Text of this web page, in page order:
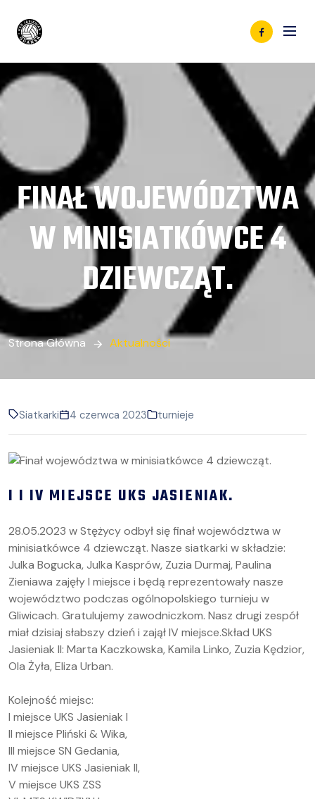
FINAŁ WOJEWÓDZTWA
W MINISIATKÓWCE 4
DZIEWCZĄT.
Strona Główna Aktualności
Siatkarki 4 czerwca 2023 turnieje
I I IV MIEJSCE UKS JASIENIAK.
28.05.2023 w Stężycy odbył się finał województwa w
minisiatkówce 4 dziewcząt. Nasze siatkarki w składzie:
Julka Bogucka, Julka Kasprów, Zuzia Durmaj, Paulina
Zieniawa zajęły I miejsce i będą reprezentowały nasze
województwo podczas ogólnopolskiego turnieju w
Gliwicach. Gratulujemy zawodniczkom. Nasz drugi zespół
miał dzisiaj słabszy dzień i zajął IV miejsce.Skład UKS
Jasieniak II: Marta Kaczkowska, Kamila Linko, Zuzia Kędzior,
Ola Żyła, Eliza Urban.
Kolejność miejsc:
I miejsce UKS Jasieniak I
II miejsce Pliński & Wika,
III miejsce SN Gedania,
IV miejsce UKS Jasieniak II,
V miejsce UKS ZSS